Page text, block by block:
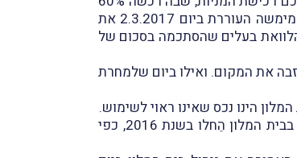
), שבגדרהּ מימשה העוררת ביום 2.3.2017 את
40%). כמו-כן הִזרימה העוררת ללקסן הלוואת בעלים שהסתכמה בסכום של
ועזבה את המקום. ואילו ביום שלמחרת
במועד זה, רכשה לקסן מישרוטל את ה'ציוד המתכלה' שנותר, על-מנת שישמש בעתיד בהפעלת בית המלון. עבודות השיפוץ בבית המלון הֵחלו בשנת 2016, כפי